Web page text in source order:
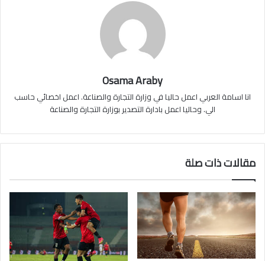
Osama Araby
انا اسامة العربي اعمل حاليا في وزارة التجارة والصناعة. اعمل اخصائي حاسب
الي. وحاليا اعمل بادارة التصدير بوزارة التجارة والصناعة
مقالات ذات صلة